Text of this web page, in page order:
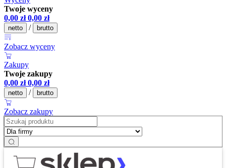
Twoje wyceny
0,00 zł 0,00 zł
netto / brutto
Zobacz wyceny
Zakupy
Twoje zakupy
0,00 zł 0,00 zł
netto / brutto
Zobacz zakupy